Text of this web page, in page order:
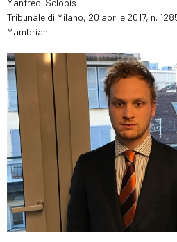
Manfredi Sclopis
Tribunale di Milano, 20 aprile 2017, n.
Mambriani